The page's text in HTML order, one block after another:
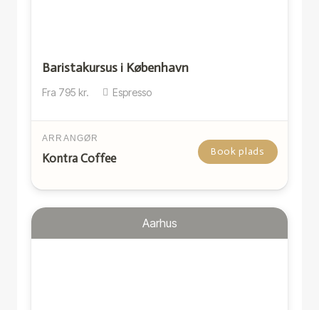
Baristakursus i København
Fra 795 kr. Espresso
ARRANGØR
Kontra Coffee Book plads
Aarhus